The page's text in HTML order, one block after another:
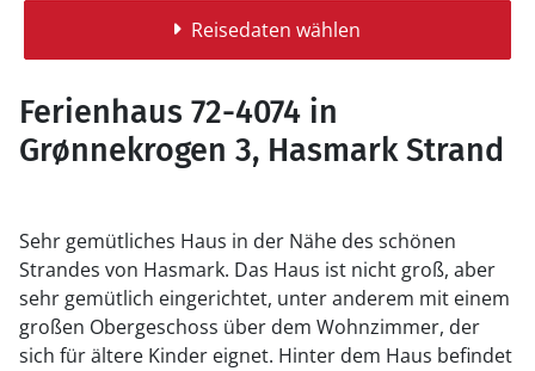
Reisedaten wählen
Ferienhaus 72-4074 in
Grønnekrogen 3, Hasmark Strand
Sehr gemütliches Haus in der Nähe des schönen
Strandes von Hasmark. Das Haus ist nicht groß, aber
sehr gemütlich eingerichtet, unter anderem mit einem
großen Obergeschoss über dem Wohnzimmer, der
sich für ältere Kinder eignet. Hinter dem Haus befindet